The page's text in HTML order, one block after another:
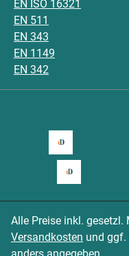
EN ISO 16321
EN 511
EN 343
EN 1149
EN 342
Alle Preise inkl. gesetzl.
Versandkosten und ggf.